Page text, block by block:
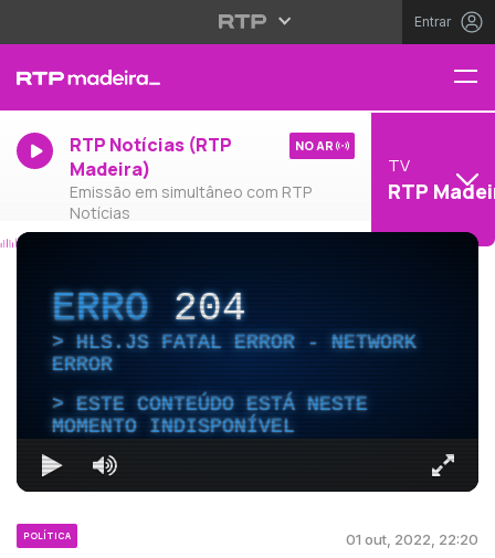
Entrar
RTP Notícias (RTP
Madeira)
Emissão em simultâneo com RTP
Notícias
NO AR
TV
RTP
ERRO204
HLS.JS FATAL ERROR - NETWORK
ERROR
ESTE CONTEÚDO ESTÁ NESTE
MOMENTO INDISPONÍVEL
POLÍTICA 01 out, 2022, 22:20